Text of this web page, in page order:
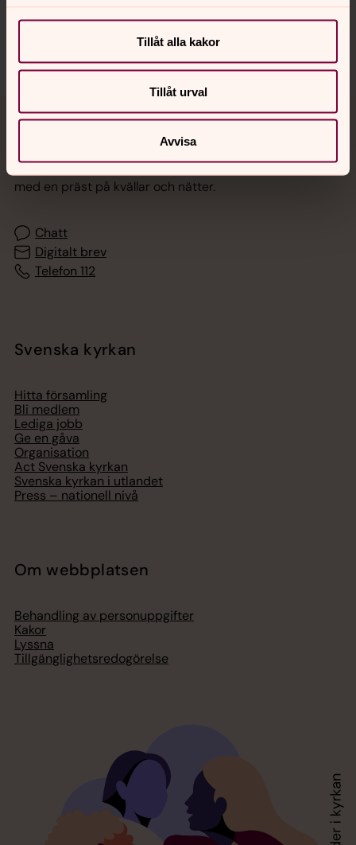
Tillåt alla kakor
Tillåt urval
Avvisa
Sociala kanaler
Akut samtals- och krisstöd. Prata eller chatta anonymt
med en präst på kvällar och nätter.
Chatt
Digitalt brev
Telefon 112
Svenska kyrkan
Hitta församling
Bli medlem
Lediga jobb
Ge en gåva
Organisation
Act Svenska kyrkan
Svenska kyrkan i utlandet
Press – nationell nivå
Om webbplatsen
Behandling av personuppgifter
Kakor
Lyssna
Tillgänglighetsredogörelse